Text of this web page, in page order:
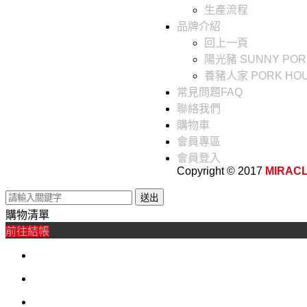
生產流程
品牌介紹
回上一頁
陽光豬 SUNNY
養豬人家 PORK
常見問題FAQ
聯絡我們
購物車
會員專區
會員登入
Copyright © 2017
送出
購物清單
前往結帳